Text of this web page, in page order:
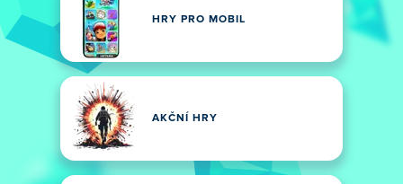
HRY PRO MOBIL
AKČNÍ HRY